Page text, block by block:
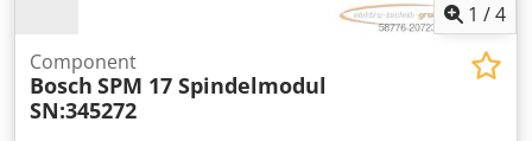
1 /4
Component
Bosch SPM 17 Spindelmodul
SN:345272